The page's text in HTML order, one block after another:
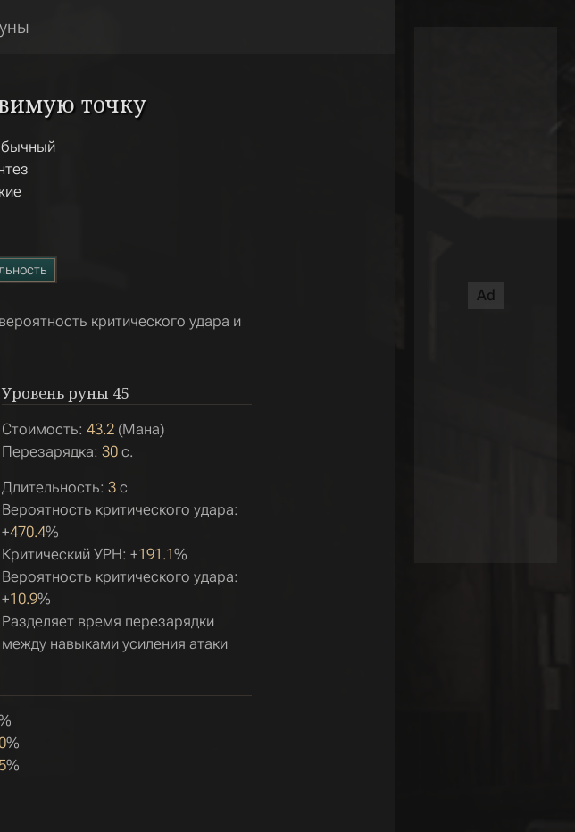
точку
критического удара и
Уровень руны 45
Стоимость: 43.2 (Мана)
Перезарядка: 30 с.
Длительность: 3 с
Вероятность критического удара:
+470.4%
Критический УРН: +191.1%
Вероятность критического удара:
+10.9%
Разделяет время перезарядки
между навыками усиления атаки
%
%